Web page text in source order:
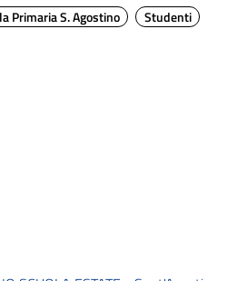
Primaria S. Agostino Studenti